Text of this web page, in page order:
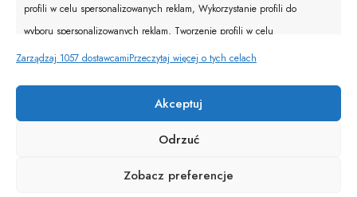
profili w celu spersonalizowanych reklam, Wykorzystanie profili do
wyboru spersonalizowanych reklam, Tworzenie profili w celu
personalizacji treści, Wykorzystywanie profili w celu doboru
ograniczonych danych do wyboru treści.
Dopasowanie i łączenie danych z innych źródeł,
Zarządzaj 1057 dostawcamiPrzeczytaj więcej o tych celach
Akceptuj
Odrzuć
Zobacz preferencje